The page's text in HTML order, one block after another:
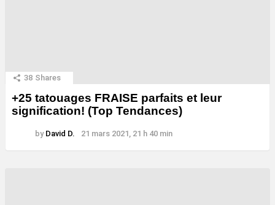
38 Shares
+25 tatouages ​​FRAISE parfaits et leur
signification! (Top Tendances)
by David D. 21 mars 2021, 21 h 40 min